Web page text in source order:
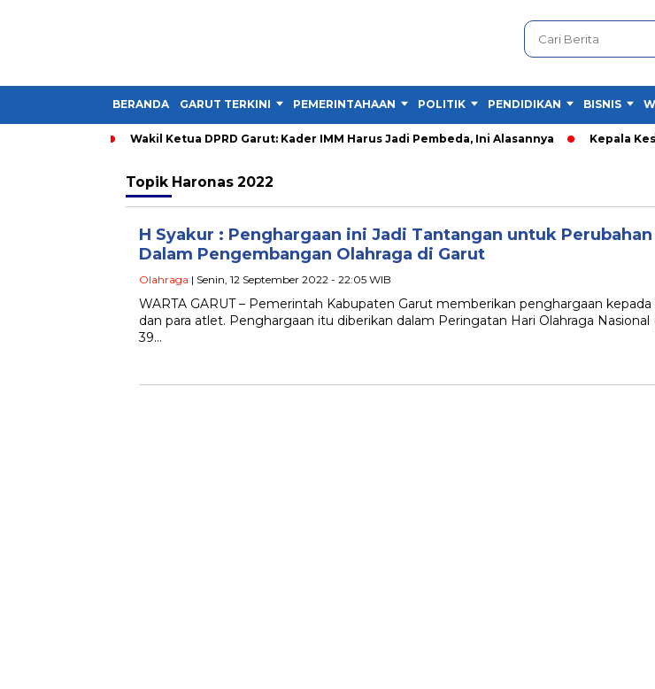
BERANDA GARUT TERKINI PEMERINTAHAAN POLITIK PENDIDIKAN BISNIS
Wakil Ketua DPRD Garut: Kader IMM Harus Jadi Pembeda, Ini Alasannya Kepala
Topik Haronas 2022
H Syakur : Penghargaan ini Jadi Tantangan untuk
Dalam Pengembangan Olahraga di Garut
Olahraga | Senin, 12 September 2022 - 22:05 WIB
WARTA GARUT – Pemerintah Kabupaten Garut memberikan penghargaan
dan para atlet. Penghargaan itu diberikan dalam Peringatan Hari Olahraga Nasional
39…